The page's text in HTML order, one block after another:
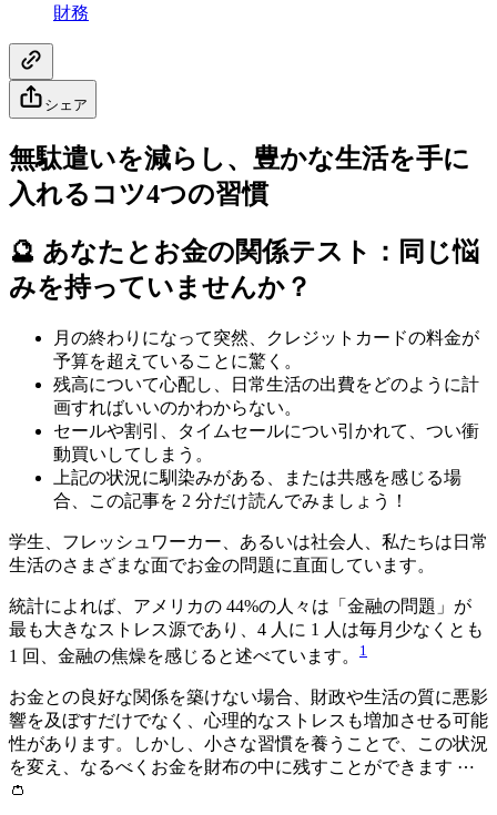
財務
シェア
無駄遣いを減らし、豊かな生活を手に
入れるコツ4つの習慣
🔮 あなたとお金の関係テスト：同じ悩
みを持っていませんか？
月の終わりになって突然、クレジットカードの料金が
予算を超えていることに驚く。
残高について心配し、日常生活の出費をどのように計
画すればいいのかわからない。
セールや割引、タイムセールについ引かれて、つい衝
動買いしてしまう。
上記の状況に馴染みがある、または共感を感じる場
合、この記事を 2 分だけ読んでみましょう！
学生、フレッシュワーカー、あるいは社会人、私たちは日常
生活のさまざまな面でお金の問題に直面しています。
統計によれば、アメリカの 44%の人々は「金融の問題」が
最も大きなストレス源であり、4 人に 1 人は毎月少なくとも
1 回、金融の焦燥を感じると述べています。
1
お金との良好な関係を築けない場合、財政や生活の質に悪影
響を及ぼすだけでなく、心理的なストレスも増加させる可能
性があります。しかし、小さな習慣を養うことで、この状況
を変え、なるべくお金を財布の中に残すことができます ⋯
👛